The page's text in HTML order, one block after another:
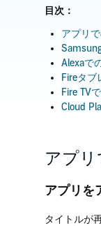
目次：
アプリ
Alexaで
Fireタブ
Fire TV
Cloud
アプ
アプリを
タイトルが